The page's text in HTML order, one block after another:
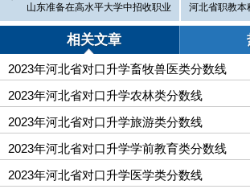
山东准备在高水平大学中招收职业
教育研究生，打破升学“天花板”
河北省职教本
科技工程职业
相关文章
2023年河北省对口升学畜牧兽医类分数线
2023年河北省对口升学农林类分数线
2023年河北省对口升学旅游类分数线
2023年河北省对口升学学前教育类分数线
2023年河北省对口升学医学类分数线